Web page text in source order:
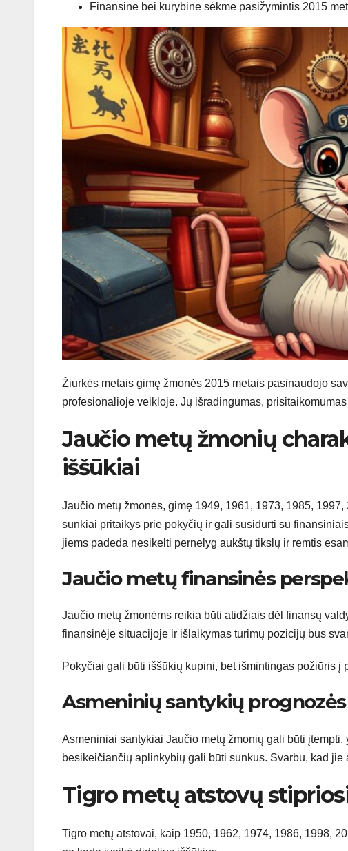
Finansine bei kūrybine sėkme pasižymintis 2015
Žiurkės metais gimę žmonės 2015 metais pasinaudojo
profesionalioje veikloje. Jų išradingumas,
Jaučio metų žmonių
iššūkiai
Jaučio metų žmonės, gimę 1949, 1961, 1973, 1985,
sunkiai pritaikys prie pokyčių ir gali susidurti su
jiems padeda nesikelti pernelyg aukštų tikslų ir remtis
Jaučio metų finansinės
Jaučio metų žmonėms reikia būti atidžiais dėl finansų
finansinėje situacijoje ir išlaikymas turimų pozicijų bus
Pokyčiai gali būti iššūkių kupini, bet išmintingas požiūris į
Asmeninių santykių prognozės
Asmeniniai santykiai Jaučio metų žmonių gali būti
besikeičiančių aplinkybių gali būti sunkus. Svarbu, kad
Tigro metų atstovų
Tigro metų atstovai, kaip 1950, 1962, 1974, 1986, 1998,